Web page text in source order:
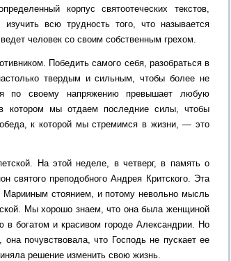
корпус святоотеческих текстов,
всю трудность того, что называется
человек со своим собственным грехом.
Победить самого себя, разобраться в
твердым и сильным, чтобы более не
по своему напряжению превышает любую
котором мы отдаем последние силы, чтобы
к которой мы стремимся в жизни, — это
На этой неделе, в четверг, в память о
святого преподобного Андрея Критского. Эта
Марииным стоянием, и потому невольно мысль
Мы хорошо знаем, что она была женщиной
в богатом и красивом городе Александрии. Но
почувствовала, что Господь не пускает ее
решение изменить свою жизнь.